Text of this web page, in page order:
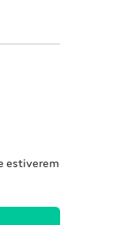
estiverem